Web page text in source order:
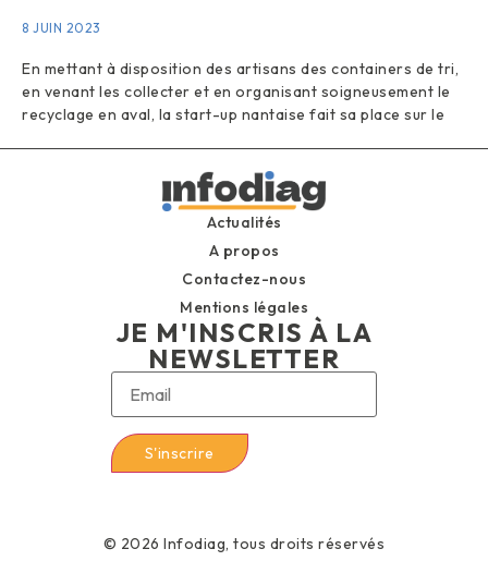
8 JUIN 2023
En mettant à disposition des artisans des containers de tri,
en venant les collecter et en organisant soigneusement le
recyclage en aval, la start-up nantaise fait sa place sur le
Actualités
A propos
Contactez-nous
Mentions légales
JE M'INSCRIS À LA
NEWSLETTER
© 2026 Infodiag, tous droits réservés